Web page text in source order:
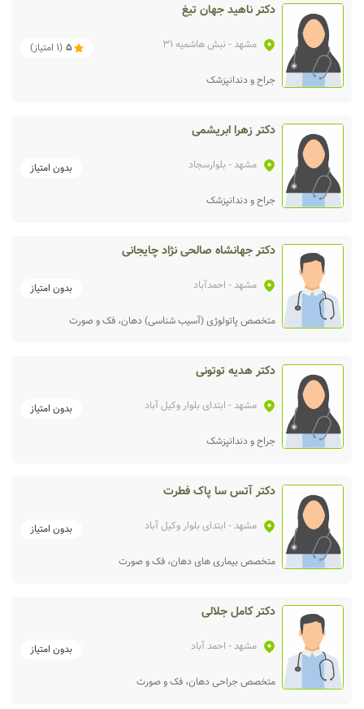
دکتر ناهید جهان تیغ
مشهد- نبش هاشمیه 31 5
(
1 امتیاز)
جراح و دندانپزشک
دکتر زهرا ابریشمی
مشهد- بلوارسجاد بدون امتیاز
جراح و دندانپزشک
دکتر جهانشاه صالحی نژاد چایجانی
مشهد- احمدآباد بدون امتیاز
متخصص پاتولوژی (آسیب شناسی) دهان، فک و صورت
دکتر هدیه توتونی
مشهد- ابتدای بلوار وکیل آباد بدون امتیاز
جراح و دندانپزشک
دکتر آتس سا پاک فطرت
مشهد- ابتدای بلوار وکیل آباد بدون امتیاز
متخصص بیماری‌ های دهان، فک و صورت
دکتر کامل جلالی
مشهد- احمد آباد بدون امتیاز
متخصص جراحی دهان، فک و صورت